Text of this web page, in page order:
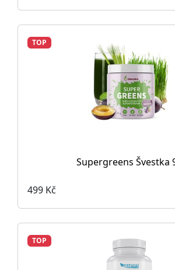
TOP
Supergreens Švestka
499 Kč
TOP